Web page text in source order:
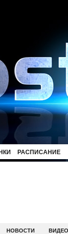
РАСПИСАНИЕ
НОВОСТИ ВИДЕО